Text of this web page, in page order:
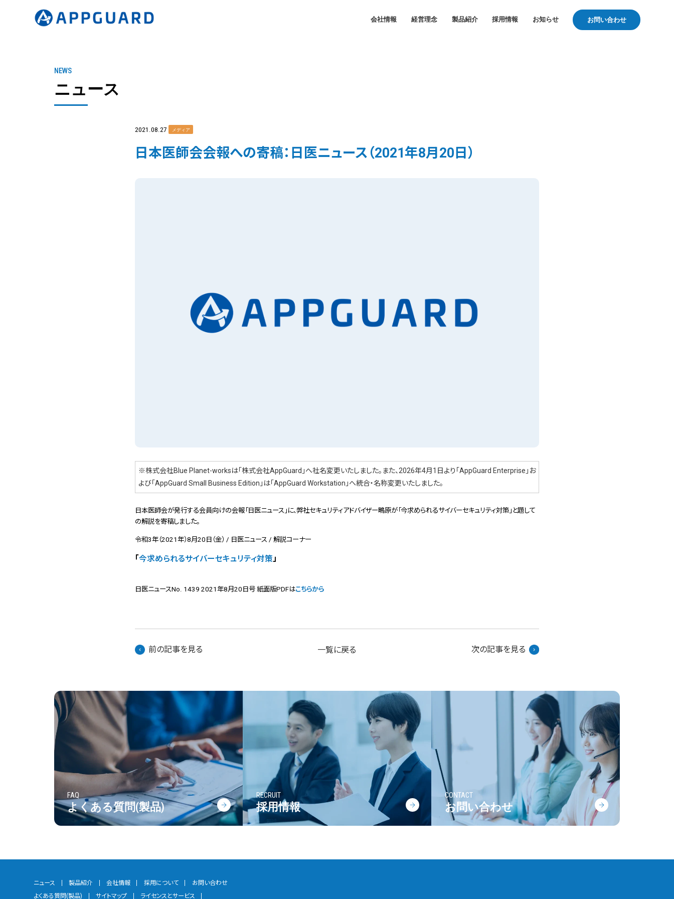
会社情報 経営理念 製品紹介 採用情報 お知らせ お問い合わせ
NEWS
ニュース
2021.08.27 メディア
日本医師会会報への寄稿：日医ニュース（2021年8月20日）
※株式会社Blue Planet-worksは「株式会社AppGuard」へ社名変更いたしました。また、2026年4月1日より「AppGuard Enterprise」お
よび「AppGuard Small Business Edition」は「AppGuard Workstation」へ統合・名称変更いたしました。
日本医師会が発行する会員向けの会報「日医ニュース」に、弊社セキュリティアドバイザー鴫原が「今求められるサイバーセキュリティ対策」と題して
の解説を寄稿しました。
令和3年（2021年）8月20日（金） / 日医ニュース / 解説コーナー
「 今求められるサイバーセキュリティ対策」
日医ニュースNo. 1439 2021年8月20日号 紙面版PDFはこちらから
前の記事を見る 一覧に戻る 次の記事を見る
FAQ
よくある質問(製品)
RECRUIT
採用情報
CONTACT
お問い合わせ
ニュース 製品紹介 会社情報 採用について
お問い合わせ
よくある質問(製品)
サイトマップ ライセンスとサービス